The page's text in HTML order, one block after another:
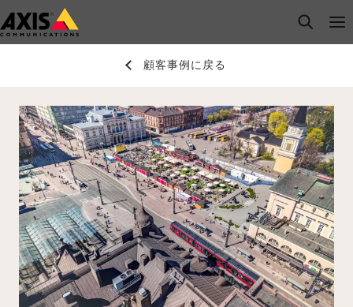
メ
イ
open
顧客事例に戻る